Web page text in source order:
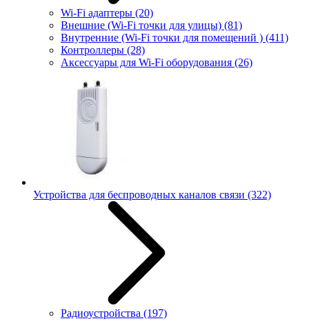
Wi-Fi адаптеры (20)
Внешние (Wi-Fi точки для улицы) (81)
Внутренние (Wi-Fi точки для помещений ) (411)
Контроллеры (28)
Аксессуары для Wi-Fi оборудования (26)
Устройства для беспроводных каналов связи (322)
Радиоустройства (197)